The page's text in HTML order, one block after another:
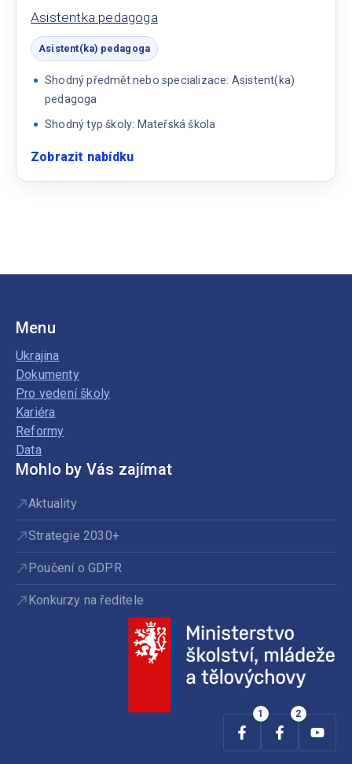
Asistentka pedagoga
Asistent(ka) pedagoga
Shodný předmět nebo specializace: Asistent(ka)
pedagoga
Shodný typ školy: Mateřská škola
Zobrazit nabídku:
Menu
Ukrajina
Dokumenty
Pro vedení školy
Kariéra
Reformy
Data
Mohlo by Vás zajímat
Aktuality
Strategie 2030+
Poučení o GDPR
Konkurzy na ředitele